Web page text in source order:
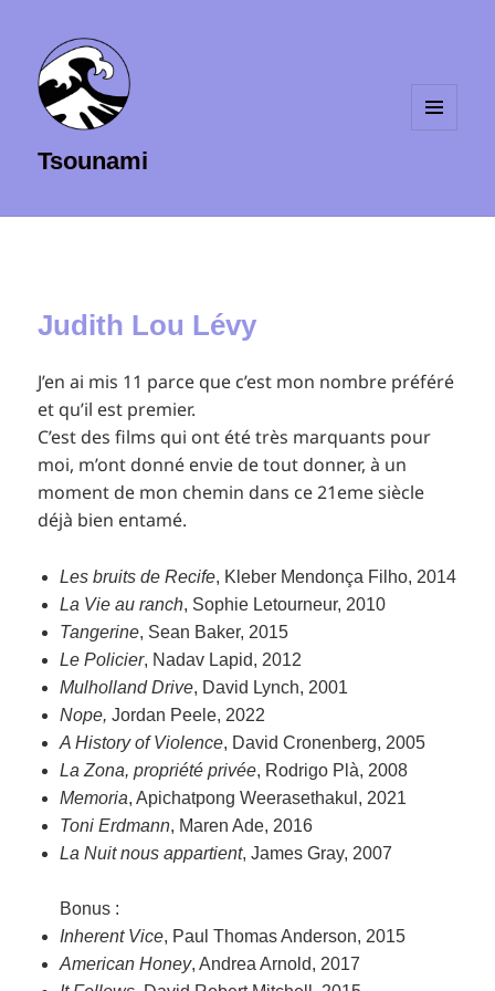
Tsounami
Judith Lou Lévy
J’en ai mis 11 parce que c’est mon nombre préféré
et qu’il est premier.
C’est des films qui ont été très marquants pour
moi, m’ont donné envie de tout donner, à un
moment de mon chemin dans ce 21eme siècle
déjà bien entamé.
Les bruits de Recife, Kleber Mendonça Filho, 2014
La Vie au ranch, Sophie Letourneur, 2010
Tangerine, Sean Baker, 2015
Le Policier, Nadav Lapid, 2012
Mulholland Drive, David Lynch, 2001
Nope, Jordan Peele, 2022
A History of Violence, David Cronenberg, 2005
La Zona, propriété privée, Rodrigo Plà, 2008
Memoria, Apichatpong Weerasethakul, 2021
Toni Erdmann, Maren Ade, 2016
La Nuit nous appartient, James Gray, 2007
Bonus :
Inherent Vice, Paul Thomas Anderson, 2015
American Honey, Andrea Arnold, 2017